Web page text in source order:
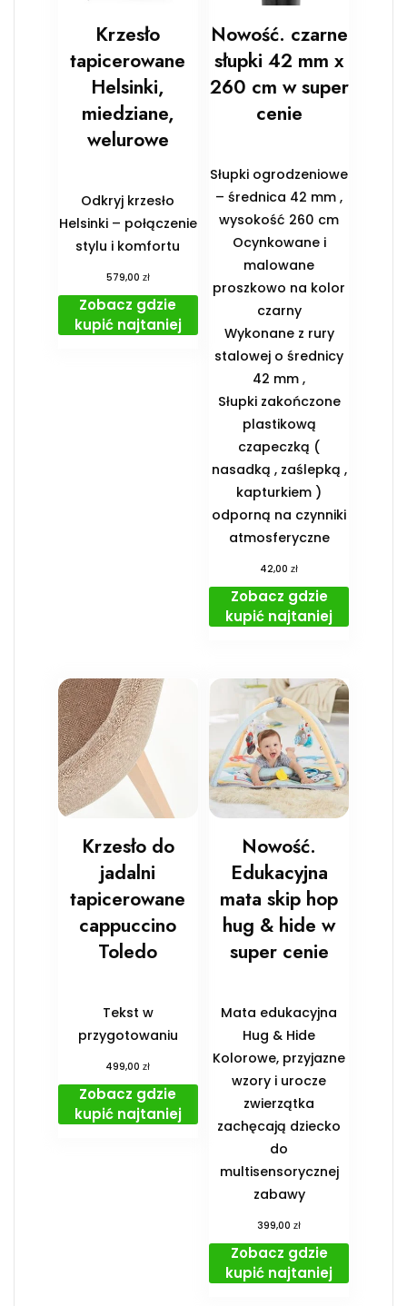
Krzesło
tapicerowane
Helsinki,
miedziane,
welurowe
Odkryj krzesło
Helsinki – połączenie
stylu i komfortu
579,00 zł
Zobacz gdzie
kupić najtaniej
Nowość. czarne
słupki 42 mm x
260 cm w super
cenie
Słupki ogrodzeniowe
– średnica 42 mm ,
wysokość 260 cm
Ocynkowane i
malowane
proszkowo na kolor
czarny
Wykonane z rury
stalowej o średnicy
42 mm ,
Słupki zakończone
plastikową
czapeczką (
nasadką , zaślepką ,
kapturkiem )
odporną na czynniki
atmosferyczne
42,00zł
Zobacz gdzie
kupić najtaniej
Krzesło do
jadalni
tapicerowane
cappuccino
Toledo
Tekst w
przygotowaniu
499,00zł
Zobacz gdzie
kupić najtaniej
Nowość.
Edukacyjna
mata skip hop
hug & hide w
super cenie
Mata edukacyjna
Hug & Hide
Kolorowe, przyjazne
wzory i urocze
zwierzątka
zachęcają dziecko
do
multisensorycznej
zabawy
399,00zł
Zobacz gdzie
kupić najtaniej